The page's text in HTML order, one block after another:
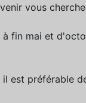
vous
à fin mai et
il est préférable